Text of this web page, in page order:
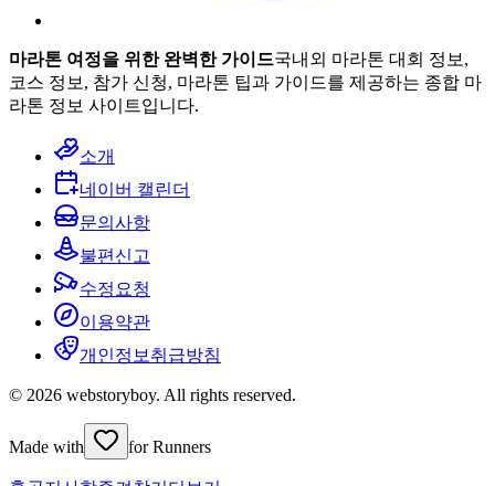
마라톤 여정을 위한 완벽한 가이드국내외 마라톤 대회 정보,
코스 정보, 참가 신청, 마라톤 팁과 가이드를 제공하는 종합 마
라톤 정보 사이트입니다.
소개
네이버 캘린더
문의사항
불편신고
수정요청
이용약관
개인정보취급방침
© 2026 webstoryboy. All rights reserved.
Made with for Runners